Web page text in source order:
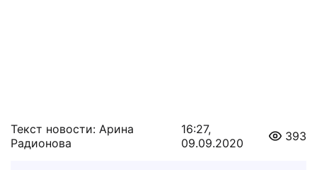
Текст новости: Арина
Радионова
16:27,
09.09.2020
393